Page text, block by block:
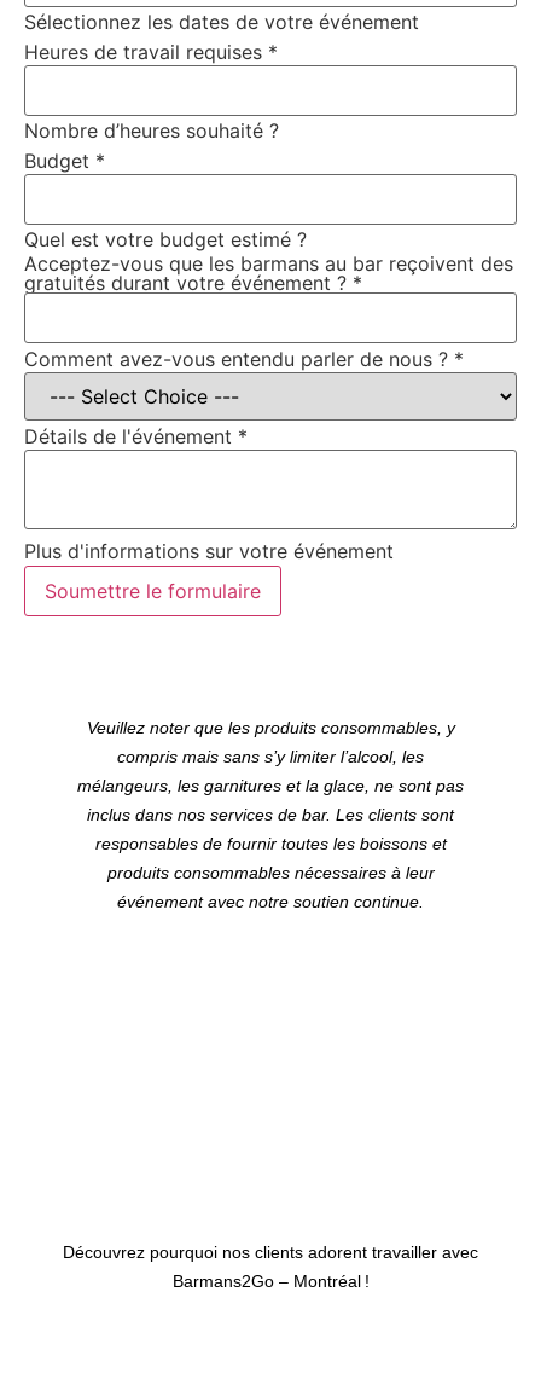
Sélectionnez les dates de votre événement
Heures de travail requises *
Nombre d’heures souhaité ?
Budget *
Quel est votre budget estimé ?
Acceptez-vous que les barmans au bar reçoivent des
gratuités durant votre événement ? *
?
Détails
Comment avez-vous entendu parler de nous ? *
Détails de l'événement *
Plus d'informations sur votre événement
Soumettre le formulaire
Veuillez noter que les produits consommables, y
compris mais sans s’y limiter l’alcool, les
mélangeurs, les garnitures et la glace, ne sont pas
inclus dans nos services de bar. Les clients sont
responsables de fournir toutes les boissons et
produits consommables nécessaires à leur
événement avec notre soutien continue.
Découvrez pourquoi nos clients adorent travailler avec
Barmans2Go – Montréal !